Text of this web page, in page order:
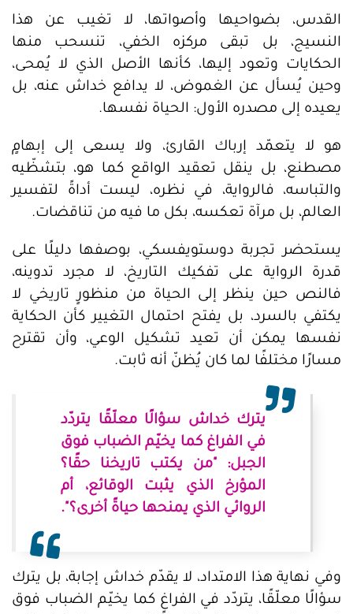
القدس، بضواحيها وأصواتها، لا تغيب عن هذا
النسيج، بل تبقى مركزه الخفي، تنسحب منها
الحكايات وتعود إليها، كأنها الأصل الذي لا يُمحى،
وحين يُسأل عن الغموض، لا يدافع خداش عنه، بل
يعيده إلى مصدره الأول: الحياة نفسها.
هو لا يتعمّد إرباك القارئ، ولا يسعى إلى إبهامٍ
مصطنع، بل ينقل تعقيد الواقع كما هو، بتشظّيه
والتباسه، فالرواية، في نظره، ليست أداةً لتفسير
العالم، بل مرآة تعكسه، بكل ما فيه من تناقضات.
يستحضر تجربة دوستويفسكي، بوصفها دليلًا على
قدرة الرواية على تفكيك التاريخ، لا مجرد تدوينه،
فالنص حين ينظر إلى الحياة من منظورٍ تاريخي لا
يكتفي بالسرد، بل يفتح احتمال التغيير كأن الحكاية
نفسها يمكن أن تعيد تشكيل الوعي، وأن تقترح
مسارًا مختلفًا لما كان يُظنّ أنه ثابت.
يترك خداش سؤالًا معلّقًا يتردّد
في الفراغ كما يخيّم الضباب فوق
الجبل: "من يكتب تاريخنا حقًا؟
المؤرخ الذي يثبت الوقائع، أم
الروائي الذي يمنحها حياةً أخرى؟".
وفي نهاية هذا الامتداد، لا يقدّم خداش إجابة، بل يترك
سؤالًا معلّقًا، يتردّد في الفراغ كما يخيّم الضباب فوق